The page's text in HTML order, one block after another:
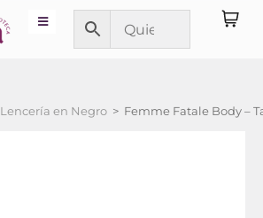
Lencería en Negro > Femme Fatale Body –